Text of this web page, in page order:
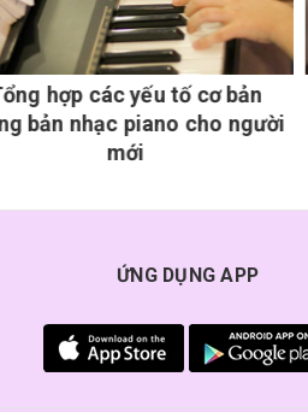
người
Ý nghĩa dấu nhắc lại,
dấu chấm dôi
ỨNG DỤNG APP